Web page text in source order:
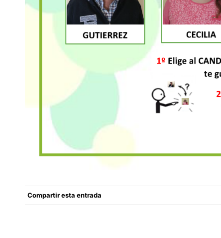
Compartir esta entrada